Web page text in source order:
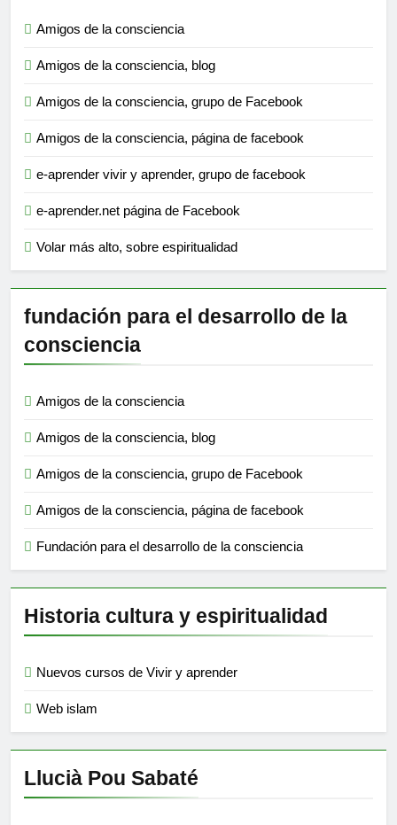
Amigos de la consciencia
Amigos de la consciencia, blog
Amigos de la consciencia, grupo de Facebook
Amigos de la consciencia, página de facebook
e-aprender vivir y aprender, grupo de facebook
e-aprender.net página de Facebook
Volar más alto, sobre espiritualidad
fundación para el desarrollo de la
consciencia
Amigos de la consciencia
Amigos de la consciencia, blog
Amigos de la consciencia, grupo de Facebook
Amigos de la consciencia, página de facebook
Fundación para el desarrollo de la consciencia
Historia cultura y espiritualidad
Nuevos cursos de Vivir y aprender
Web islam
Llucià Pou Sabaté